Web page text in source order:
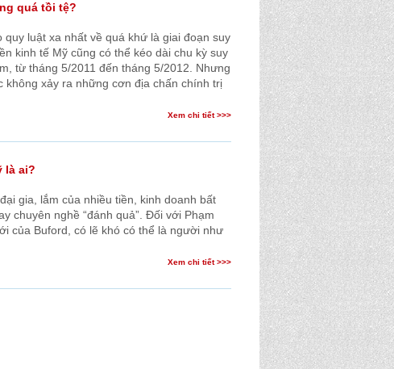
quá tồi tệ?
quy luật xa nhất về quá khứ là giai đoạn suy
kinh tế Mỹ cũng có thể kéo dài chu kỳ suy
từ tháng 5/2011 đến tháng 5/2012. Nhưng
không xảy ra những cơn địa chấn chính trị
Xem chi tiết >>>
là ai?
gia, lắm của nhiều tiền, kinh doanh bất
chuyên nghề “đánh quả”. Đối với Phạm
của Buford, có lẽ khó có thể là người như
Xem chi tiết >>>